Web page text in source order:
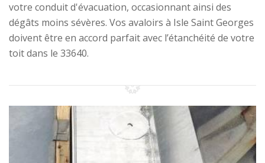
votre conduit d'évacuation, occasionnant ainsi des
dégâts moins sévères. Vos avaloirs à Isle Saint Georges
doivent être en accord parfait avec l’étanchéité de votre
toit dans le 33640.